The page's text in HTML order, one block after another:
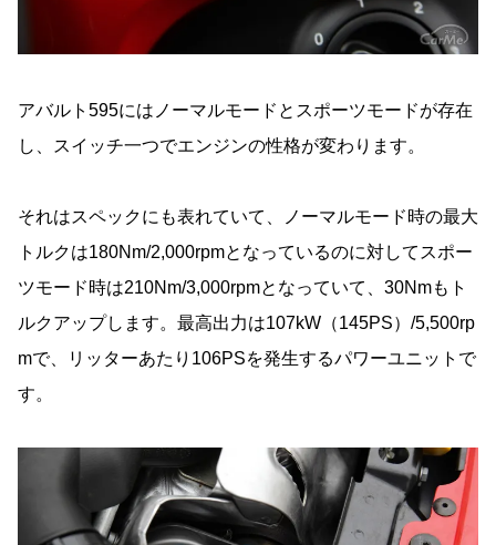
アバルト595にはノーマルモードとスポーツモードが存在
し、スイッチ一つでエンジンの性格が変わります。
それはスペックにも表れていて、ノーマルモード時の最大
トルクは180Nm/2,000rpmとなっているのに対してスポー
ツモード時は210Nm/3,000rpmとなっていて、30Nmもト
ルクアップします。最高出力は107kW（145PS）/5,500rp
mで、リッターあたり106PSを発生するパワーユニットで
す。